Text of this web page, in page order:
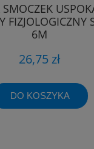
FIZJOLOGICZNY
6M
26,75 zł
DO KOSZYKA